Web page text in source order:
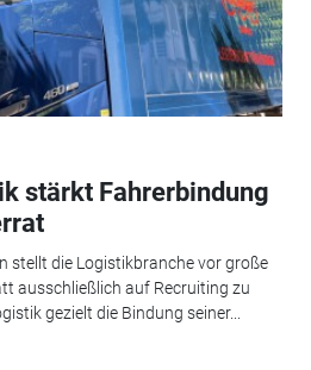
stärkt Fahrerbindung
stellt die Logistikbranche vor große
ausschließlich auf Recruiting zu
gezielt die Bindung seiner...